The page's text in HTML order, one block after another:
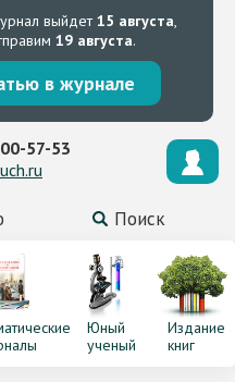
выйдет15 августа,
19 августа.
в журнале
Поиск
57-53
Юный
ученый
Издание
книг